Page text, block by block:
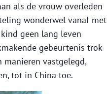
als de vrouw overleden
wonderwel vanaf met
geen lang leven
gebeurtenis trok
vastgelegd,
tot in China toe.